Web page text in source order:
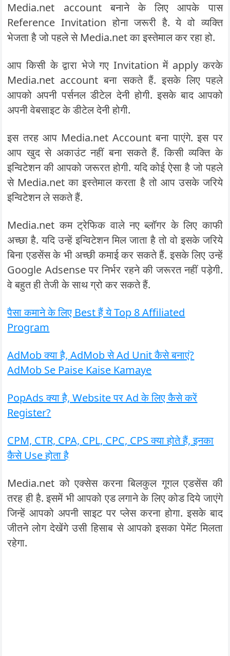
Media.net account बनाने के लिए आपके पास
Reference Invitation होना जरूरी है. ये वो व्यक्ति
भेजता है जो पहले से Media.net का इस्तेमाल कर रहा हो.
आप किसी के द्वारा भेजे गए Invitation में apply करके
Media.net account बना सकते हैं. इसके लिए पहले
आपको अपनी पर्सनल डीटेल देनी होगी. इसके बाद आपको
अपनी वेबसाइट के डीटेल देनी होगी.
इस तरह आप Media.net Account बना पाएंगे. इस पर
आप खुद से अकाउंट नहीं बना सकते हैं. किसी व्यक्ति के
इन्विटेशन की आपको जरूरत होगी. यदि कोई ऐसा है जो पहले
से Media.net का इस्तेमाल करता है तो आप उसके जरिये
इन्विटेशन ले सकते हैं.
Media.net कम ट्रेफिक वाले नए ब्लॉगर के लिए काफी
अच्छा है. यदि उन्हें इन्विटेशन मिल जाता है तो वो इसके जरिये
बिना एडसेंस के भी अच्छी कमाई कर सकते हैं. इसके लिए उन्हें
Google Adsense पर निर्भर रहने की जरूरत नहीं पड़ेगी.
वे बहुत ही तेजी के साथ ग्रो कर सकते हैं.
पैसा कमाने के लिए Best हैं ये Top 8 Affiliated
Program
AdMob क्या है, AdMob से Ad Unit कैसे बनाएं?
AdMob Se Paise Kaise Kamaye
PopAds क्या है, Website पर Ad के लिए कैसे करें
Register?
CPM, CTR, CPA, CPL, CPC, CPS क्या होते हैं, इनका
कैसे Use होता है
Media.net को एक्सेस करना बिलकुल गूगल एडसेंस की
तरह ही है. इसमें भी आपको एड लगाने के लिए कोड दिये जाएंगे
जिन्हें आपको अपनी साइट पर प्लेस करना होगा. इसके बाद
जीतने लोग देखेंगे उसी हिसाब से आपको इसका पेमेंट मिलता
रहेगा.